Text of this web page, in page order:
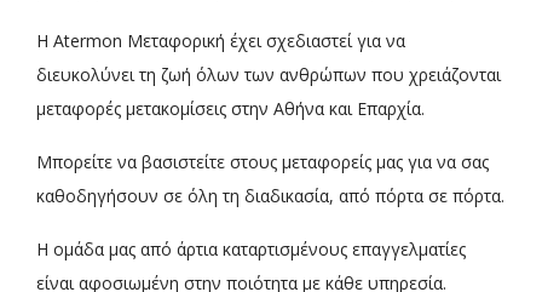
Η Atermon Μεταφορική έχει σχεδιαστεί για να
διευκολύνει τη ζωή όλων των ανθρώπων που χρειάζονται
μεταφορές μετακομίσεις στην Αθήνα και Επαρχία.
Μπορείτε να βασιστείτε στους μεταφορείς μας για να σας
καθοδηγήσουν σε όλη τη διαδικασία, από πόρτα σε πόρτα.
Η ομάδα μας από άρτια καταρτισμένους επαγγελματίες
είναι αφοσιωμένη στην ποιότητα με κάθε υπηρεσία.